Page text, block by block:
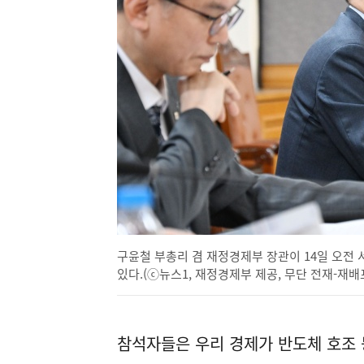
구윤철 부총리 겸 재정경제부 장관이 14일 오전
있다.(ⓒ뉴스1, 재정경제부 제공, 무단 전재-재배
참석자들은 우리 경제가 반도체 호